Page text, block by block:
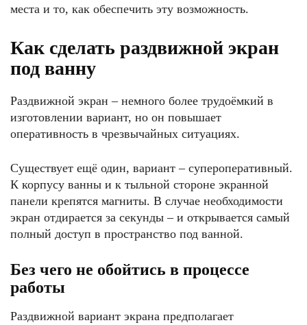
места и то, как обеспечить эту возможность.
Как сделать раздвижной экран
под ванну
Раздвижной экран – немного более трудоёмкий в
изготовлении вариант, но он повышает
оперативность в чрезвычайных ситуациях.
Существует ещё один, вариант – супероперативный.
К корпусу ванны и к тыльной стороне экранной
панели крепятся магниты. В случае необходимости
экран отдирается за секунды – и открывается самый
полный доступ в пространство под ванной.
Без чего не обойтись в процессе
работы
Раздвижной вариант экрана предполагает